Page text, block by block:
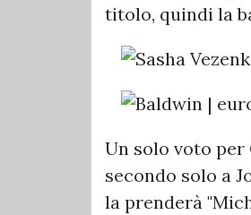
titolo, quindi la
Un solo voto per
secondo solo a
la prenderà